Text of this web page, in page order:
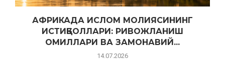
АФРИКАДА ИСЛОМ МОЛИЯСИНИНГ
ИСТИҚБОЛЛАРИ: РИВОЖЛАНИШ
ОМИЛЛАРИ ВА ЗАМОНАВИЙ...
14.07.2026